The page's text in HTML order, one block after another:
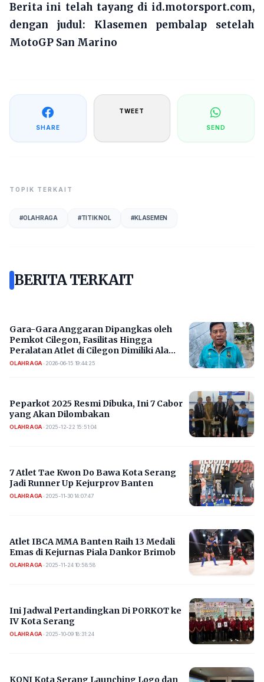
Berita ini telah tayang di id.motorsport.com,
dengan judul: Klasemen pembalap setelah
MotoGP San Marino
SHARE
TWEET
SEND
TOPIK TERKAIT
#OLAHRAGA #TITIK NOL #KLASEMEN
BERITA TERKAIT
Gara-Gara Anggaran Dipangkas oleh
Pemkot Cilegon, Fasilitas Hingga
Peralatan Atlet di Cilegon Dimiliki Ala
Kadarnya
OLAHRAGA• 2026-06-15 19:44:25
Peparkot 2025 Resmi Dibuka, Ini 7 Cabor
yang Akan Dilombakan
OLAHRAGA• 2025-12-22 15:51:04
7 Atlet Tae Kwon Do Bawa Kota Serang
Jadi Runner Up Kejurprov Banten
OLAHRAGA• 2025-11-30 14:07:47
Atlet IBCA MMA Banten Raih 13 Medali
Emas di Kejurnas Piala Dankor Brimob
OLAHRAGA• 2025-11-24 10:58:58
Ini Jadwal Pertandingkan Di PORKOT ke
IV Kota Serang
OLAHRAGA• 2025-10-09 18:31:24
KONI Kota Serang Launching Logo dan